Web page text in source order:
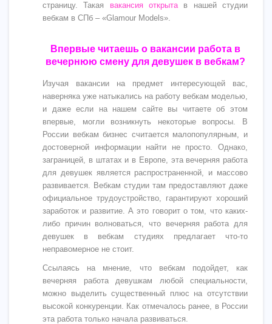
страницу. Такая вакансия открытав нашей студии
вебкам в СПб – «Glamour Models».
Впервые читаешь о вакансии работа в
вечернюю смену для девушек в вебкам?
Изучая вакансии на предмет интересующей вас,
наверняка уже натыкались на работу вебкам моделью,
и даже если на нашем сайте вы читаете об этом
впервые, могли возникнуть некоторые вопросы. В
России вебкам бизнес считается малопопулярным, и
достоверной информации найти не просто. Однако,
заграницей, в штатах и в Европе, эта вечерняя работа
для девушек является распространенной, и массово
развивается. Вебкам студии там предоставляют даже
официальное трудоустройство, гарантируют хороший
заработок и развитие. А это говорит о том, что каких-
либо причин волноваться, что вечерняя работа для
девушек в вебкам студиях предлагает что-то
неправомерное не стоит.
Ссылаясь на мнение, что вебкам подойдет, как
вечерняя работа девушкам любой специальности,
можно выделить существенный плюс на отсутствии
высокой конкуренции. Как отмечалось ранее, в России
эта работа только начала развиваться.